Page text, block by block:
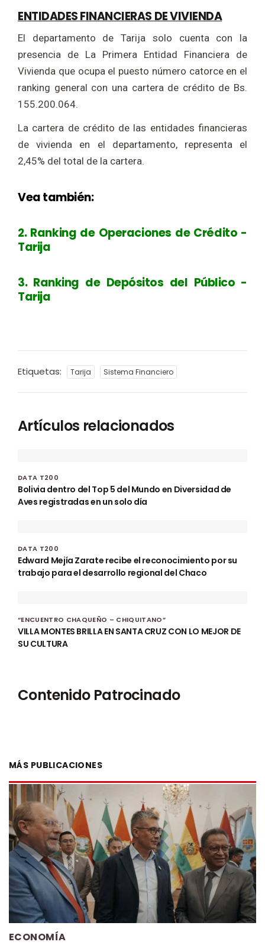
ENTIDADES FINANCIERAS DE VIVIENDA
El departamento de Tarija solo cuenta con la
presencia de La Primera Entidad Financiera de
Vivienda que ocupa el puesto número catorce en el
ranking general con una cartera de crédito de Bs.
155.200.064.
La cartera de crédito de las entidades financieras
de vivienda en el departamento, representa el
2,45% del total de la cartera.
Vea también:
2. Ranking de Operaciones de Crédito -
Tarija
3. Ranking de Depósitos del Público -
Tarija
Etiquetas: Tarija Sistema Financiero
Artículos relacionados
DATA T200
Bolivia dentro del Top 5 del Mundo en Diversidad de
Aves registradas en un solo día
DATA T200
Edward Mejía Zarate recibe el reconocimiento por su
trabajo para el desarrollo regional del Chaco
“ENCUENTRO CHAQUEÑO – CHIQUITANO”
VILLA MONTES BRILLA EN SANTA CRUZ CON LO MEJOR DE
SU CULTURA
Contenido Patrocinado
MÁS PUBLICACIONES
ECONOMÍA